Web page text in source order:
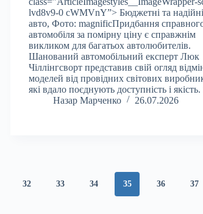
lvd8v9-0 cWMVnY”> Бюджетні та надійні
авто, Фото: magnificПридбання
автомобіля за помірну ціну є справжнім
викликом для багатьох автолюбителів.
Шанований автомобільний експерт Люк
Чіллінгсворт представив свій огляд
моделей від провідних світових
які вдало поєднують доступність і
Назар Марченко
26.07.2026
32 33 34 35 36 37